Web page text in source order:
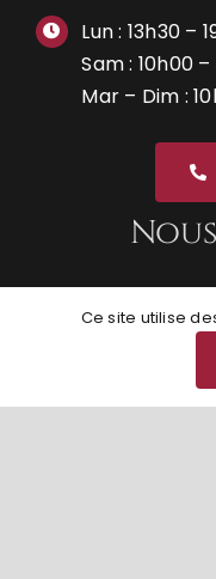
Lun : 13h30 –
Sam : 10h00 –
Mar – Dim :
Ce site utilise